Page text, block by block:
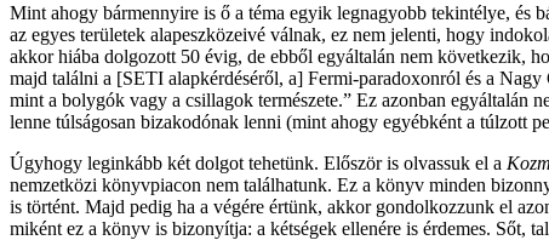
Mint ahogy bármennyire is ő a téma egyik legnagyobb tekintélye, és
az egyes területek alapeszközeivé válnak, ez nem jelenti, hogy
akkor hiába dolgozott 50 évig, de ebből egyáltalán nem következik,
majd találni a [SETI alapkérdéséről, a] Fermi-paradoxonról és a
mint a bolygók vagy a csillagok természete.” Ez azonban egyáltalán
lenne túlságosan bizakodónak lenni (mint ahogy egyébként a túlzott
Úgyhogy leginkább két dolgot tehetünk. Először is olvassuk el a
nemzetközi könyvpiacon nem találhatunk. Ez a könyv minden
is történt. Majd pedig ha a végére értünk, akkor gondolkozzunk el
miként ez a könyv is bizonyítja: a kétségek ellenére is érdemes. Sőt,